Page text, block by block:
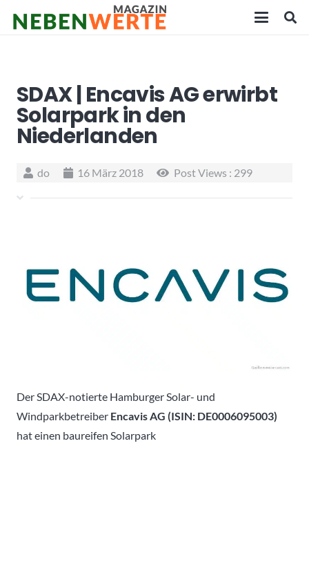
SDAX | Encavis AG erwirbt
Solarpark in den
Niederlanden
do 16 März 2018 Post Views : 299
Der SDAX-notierte Hamburger Solar- und
Windparkbetreiber Encavis AG (ISIN: DE0006095003)
hat einen baureifen Solarpark